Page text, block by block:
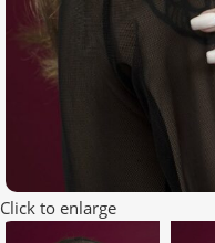
Click to enlarge